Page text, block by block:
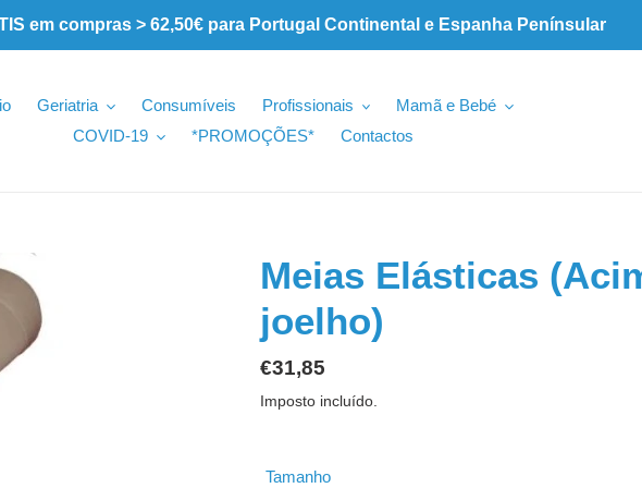
em compras > 62,50€ para Portugal Continental e Espanha Penínsular
Geriatria Consumíveis Profissionais
Mamã e Bebé
COVID-19
*PROMOÇÕES* Contactos
Meias Elásticas
joelho)
Preço
normal
€31,85
Imposto incluído.
Tamanho